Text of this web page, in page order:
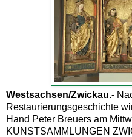
Westsachsen/Zwickau.-
Restaurierungsgeschichte
Hand Peter Breuers am
KUNSTSAMMLUNGEN